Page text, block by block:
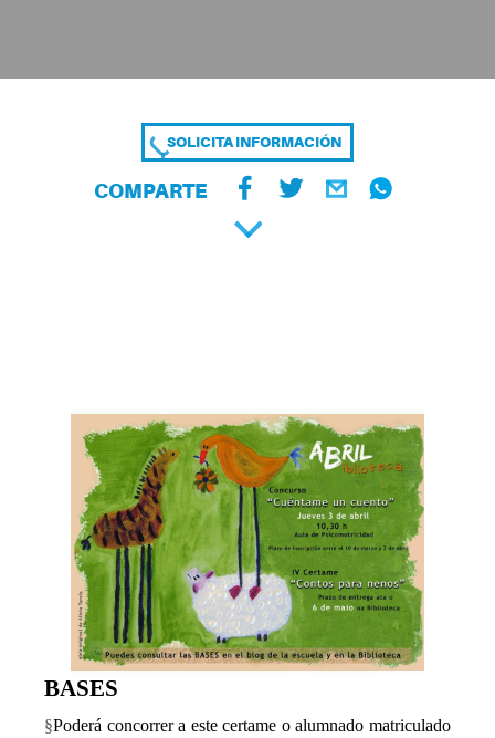
SOLICITA INFORMACIÓN
COMPARTE
BASES
§Poderá concorrer a este certame o alumnado matriculado